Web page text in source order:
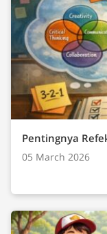
Pentingnya
05 March 2026